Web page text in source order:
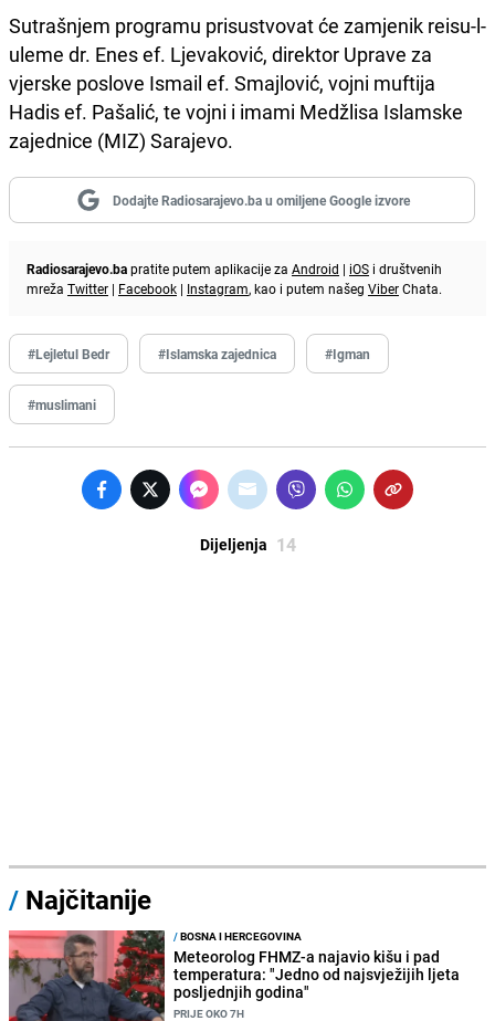
Sutrašnjem programu prisustvovat će zamjenik reisu-l-
uleme dr. Enes ef. Ljevaković, direktor Uprave za
vjerske poslove Ismail ef. Smajlović, vojni muftija
Hadis ef. Pašalić, te vojni i imami Medžlisa Islamske
zajednice (MIZ) Sarajevo.
Dodajte Radiosarajevo.ba u omiljene Google izvore
Radiosarajevo.bapratite putem aplikacije za Android | iOS i društvenih
mreža Twitter | Facebook | Instagram, kao i putem našeg ViberChata.
#Lejletul Bedr #Islamska zajednica #Igman
#muslimani
Dijeljenja 14
/ Najčitanije
/BOSNA I HERCEGOVINA
Meteorolog FHMZ-a najavio kišu i pad
temperatura: "Jedno od najsvježijih ljeta
posljednjih godina"
PRIJE OKO 7H